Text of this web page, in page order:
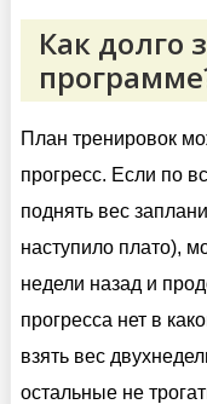
Как долго
План тренировок
прогресс. Если по
поднять вес
наступило плато),
недели назад и
прогресса нет в
взять вес
остальные не